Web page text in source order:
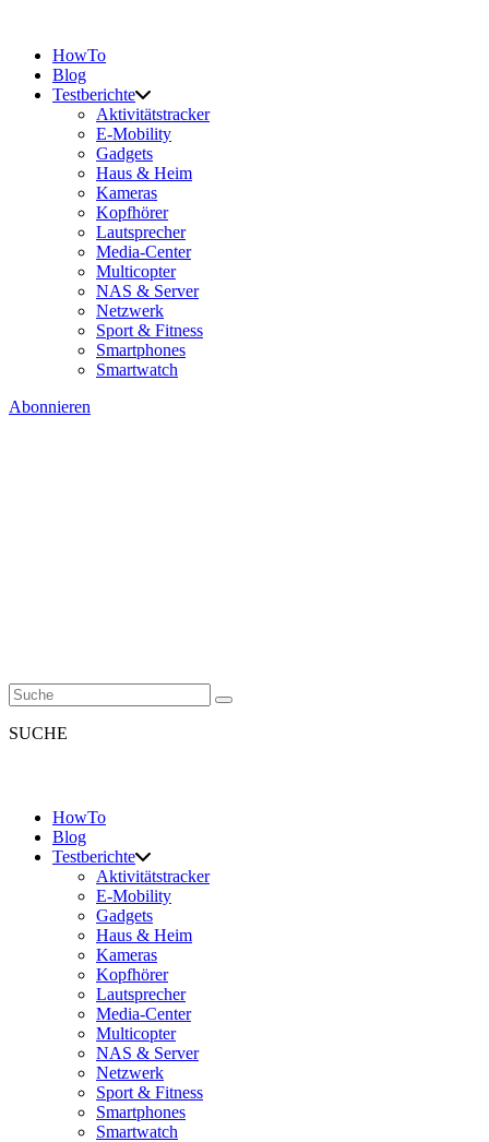
HowTo
Blog
Testberichte
Aktivitätstracker
E-Mobility
Gadgets
Haus & Heim
Kameras
Kopfhörer
Lautsprecher
Media-Center
Multicopter
NAS & Server
Netzwerk
Sport & Fitness
Smartphones
Smartwatch
Abonnieren
SUCHE
HowTo
Blog
Testberichte
Aktivitätstracker
E-Mobility
Gadgets
Haus & Heim
Kameras
Kopfhörer
Lautsprecher
Media-Center
Multicopter
NAS & Server
Netzwerk
Sport & Fitness
Smartphones
Smartwatch